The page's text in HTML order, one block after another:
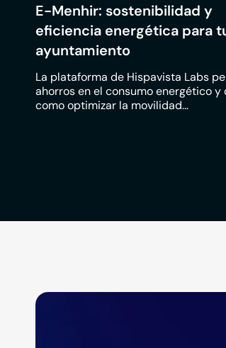
E-Menhir: sostenibilidad y
eficiencia energética para
ayuntamiento
La plataforma de Hispavista Labs
ahorros en el consumo energético y
como optimizar la movilidad...